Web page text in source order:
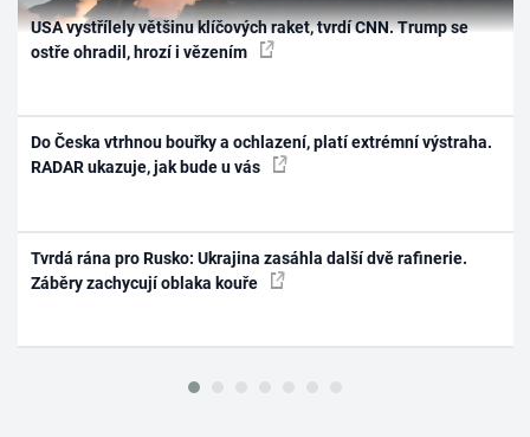
USA vystřílely většinu klíčových raket, tvrdí CNN. Trump se
ostře ohradil, hrozí i vězením
Do Česka vtrhnou bouřky a ochlazení, platí extrémní výstraha.
RADAR ukazuje, jak bude u vás
Tvrdá rána pro Rusko: Ukrajina zasáhla další dvě rafinerie.
Záběry zachycují oblaka kouře